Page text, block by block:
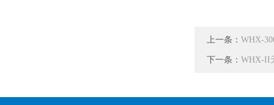
上一条： WHX-
下一条： WHX-II